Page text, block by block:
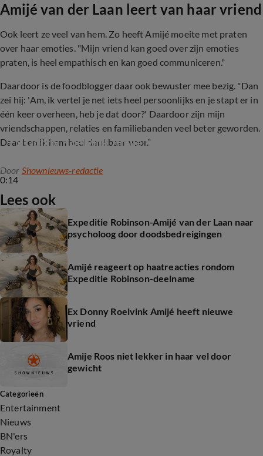
Amijé van der Laan leert van haar vriend
Ook leert ze veel van hem. Zo heeft Amijé moeite met praten
over haar emoties. "Mijn vriend kan goed over zijn emoties
praten, is heel empathisch en kan goed communiceren."
Daardoor is de foodblogger daar ook bewuster mee bezig. "Dan
zei hij: 'Am, ik vertel je net iets heel persoonlijks en je stapt er in
één keer overheen, heb je dat door?' Daardoor zijn mijn
vriendschappen, relaties en familiebanden veel beter geworden.
Daar ben ik hem heel dankbaar voor."
0:14
Ex Donny Roelvink Amijé heeft nieuwe vriend
Door Shownieuws-redactie
Lees ook
Expeditie Robinson-Amijé van der Laan naar
psycholoog door doodsbedreigingen
Amijé reageert op haatreacties rondom
Expeditie Robinson-deelname
Ex Donny Roelvink Amijé heeft nieuwe
vriend
Amije Roos niet lekker in haar vel door
gewicht
Categorieën
Entertainment
Nieuws
BN'ers
Royalty